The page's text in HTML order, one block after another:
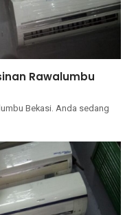
Rawalumbu
Bekasi. Andа ѕеdаng